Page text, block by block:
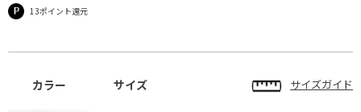
13ポイント還元
カラー サイズ サイズガイド